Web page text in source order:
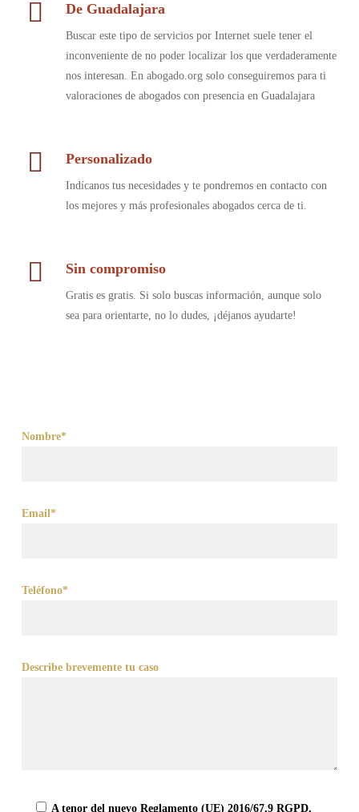
De Guadalajara
Buscar este tipo de servicios por Internet suele tener el
inconveniente de no poder localizar los que verdaderamente
nos interesan. En abogado.org solo conseguiremos para ti
valoraciones de abogados con presencia en Guadalajara
Personalizado
Indícanos tus necesidades y te pondremos en contacto con
los mejores y más profesionales abogados cerca de ti.
Sin compromiso
Gratis es gratis. Si solo buscas información, aunque solo
sea para orientarte, no lo dudes, ¡déjanos ayudarte!
Nombre*
Email*
Teléfono*
Describe brevemente tu caso
A tenor del nuevo Reglamento (UE) 2016/67,9 RGPD,